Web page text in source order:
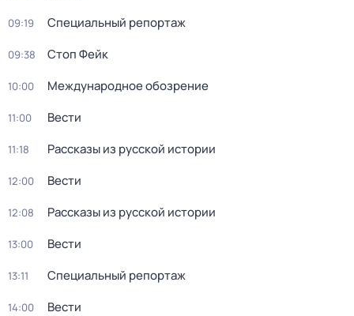
09:19 Специальный репортаж
09:38 Стоп Фейк
10:00 Международное обозрение
11:00 Вести
11:18 Рассказы из русской истории
12:00 Вести
12:08 Рассказы из русской истории
13:00 Вести
13:11 Специальный репортаж
14:00 Вести